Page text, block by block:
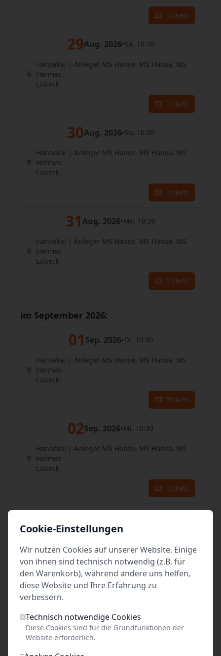
Tickets
29Aug. 2026•Sa. 10:30
Hansekai | Anleger MS Hanse, MS Hansa, MS
Hermes
Lübeck
Tickets
30Aug. 2026•So. 10:30
Hansekai | Anleger MS Hanse, MS Hansa, MS
Hermes
Lübeck
Tickets
31 Aug. 2026•Mo. 10:30
Hansekai | Anleger MS Hanse, MS Hansa, MS
Hermes
Lübeck
Tickets
im September 2026:
01 Sep. 2026•Di. 10:30
Hansekai | Anleger MS Hanse, MS Hansa, MS
Hermes
Lübeck
Tickets
02Sep. 2026•Mi. 10:30
Hansekai | Anleger MS Hanse, MS Hansa, MS
Hermes
Lübeck
Tickets
03
Hansekai | Anleger MS Hanse, MS Hansa, MS
Hermes
Lübeck
Tickets
Hansekai | Anleger MS Hanse, MS Hansa, MS
Hermes
Cookie-Einstellungen
Wir nutzen Cookies auf unserer Website. Einige
von ihnen sind technisch notwendig (z.B. für
den Warenkorb), während andere uns helfen,
diese Website und Ihre Erfahrung zu
verbessern.
Technisch notwendige Cookies
Diese Cookies sind für die Grundfunktionen der
Website erforderlich.